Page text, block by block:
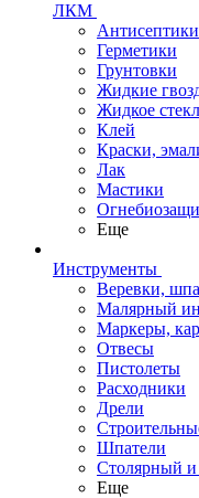
ЛКМ
Антисептики
Герметики
Грунтовки
Жидкие
Жидкое
Клей
Краски,
Лак
Мастики
Еще
Инструменты
Веревки,
Малярный
Маркеры,
Отвесы
Пистолеты
Расходники
Дрели
Шпатели
Столярный и
Еще